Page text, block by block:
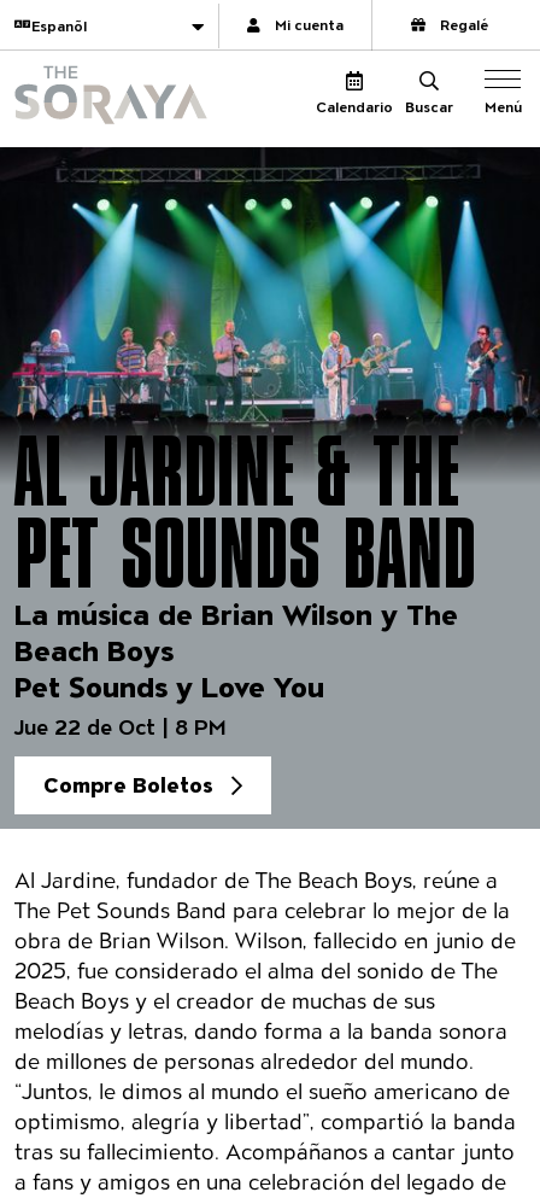
Navegación del sitio
Traducir Mi cuenta Regalé
Calendario Buscar Menú
AL JARDINE & THE
PET SOUNDS BAND
La música de Brian Wilson y The
Beach Boys
Pet Sounds y Love You
Jue 22 de Oct | 8 PM
Compre Boletos
Detalles del evento
Al Jardine, fundador de The Beach Boys, reúne a
The Pet Sounds Band para celebrar lo mejor de la
obra de Brian Wilson. Wilson, fallecido en junio de
2025, fue considerado el alma del sonido de The
Beach Boys y el creador de muchas de sus
melodías y letras, dando forma a la banda sonora
de millones de personas alrededor del mundo.
“Juntos, le dimos al mundo el sueño americano de
optimismo, alegría y libertad”, compartió la banda
tras su fallecimiento. Acompáñanos a cantar junto
a fans y amigos en una celebración del legado de